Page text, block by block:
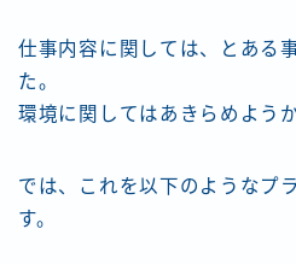
仕事内容に関しては、とある
た。
環境に関してはあきらめよう
では、これを以下のようなプ
す。